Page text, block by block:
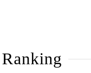
Ranking